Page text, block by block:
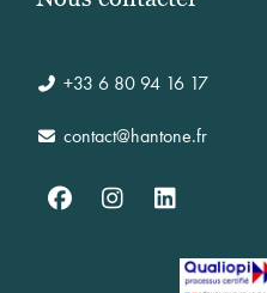
+33 6 80 94 16 17
contact@hantone.fr